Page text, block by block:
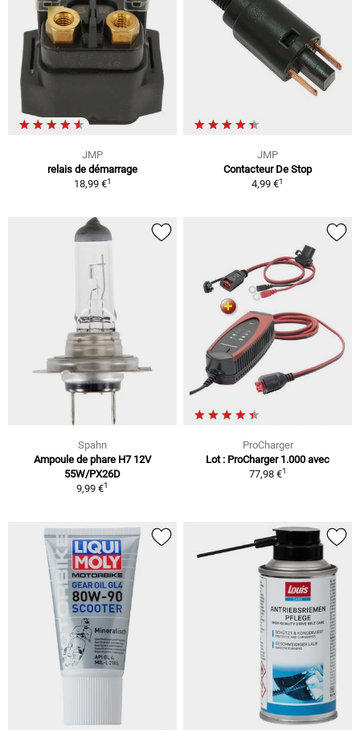
JMP
relais de démarrage
18,99 €1
JMP
Contacteur De Stop
4,99 €1
Spahn
Ampoule de phare H7 12V
55W/PX26D
9,99 €1
ProCharger
Lot : ProCharger 1.000 avec
77,98 €1